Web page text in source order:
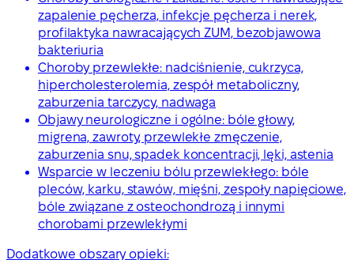
zapalenie pęcherza, infekcje pęcherza i nerek,
profilaktyka nawracających ZUM, bezobjawowa
bakteriuria
Choroby przewlekłe: nadciśnienie, cukrzyca,
hipercholesterolemia, zespół metaboliczny,
zaburzenia tarczycy, nadwaga
Objawy neurologiczne i ogólne: bóle głowy,
migrena, zawroty, przewlekłe zmęczenie,
zaburzenia snu, spadek koncentracji, lęki, astenia
Wsparcie w leczeniu bólu przewlekłego: bóle
pleców, karku, stawów, mięśni, zespoły napięciowe,
bóle związane z osteochondrozą i innymi
chorobami przewlekłymi
Dodatkowe obszary opieki: